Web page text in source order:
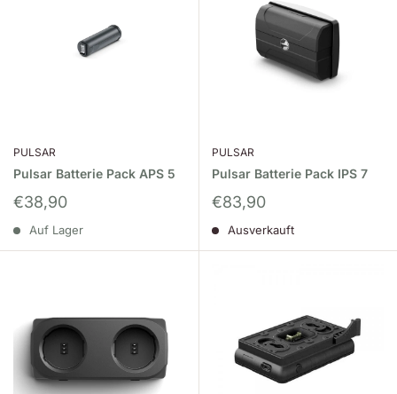
PULSAR
Pulsar Batterie Pack APS 5
Sonderpreis
€38,90
Auf Lager
PULSAR
Pulsar Batterie Pack IPS 7
Sonderpreis
€83,90
Ausverkauft